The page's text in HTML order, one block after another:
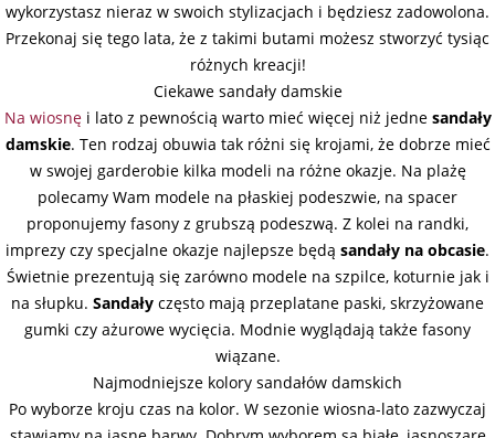
wykorzystasz nieraz w swoich stylizacjach i będziesz zadowolona.
Przekonaj się tego lata, że z takimi butami możesz stworzyć tysiąc
różnych kreacji!
Ciekawe sandały damskie
Na wiosnęi lato z pewnością warto mieć więcej niż jedne sandały
damskie. Ten rodzaj obuwia tak różni się krojami, że dobrze mieć
w swojej garderobie kilka modeli na różne okazje. Na plażę
polecamy Wam modele na płaskiej podeszwie, na spacer
proponujemy fasony z grubszą podeszwą. Z kolei na randki,
imprezy czy specjalne okazje najlepsze będą sandały na obcasie.
Świetnie prezentują się zarówno modele na szpilce, koturnie jak i
na słupku. Sandały często mają przeplatane paski, skrzyżowane
gumki czy ażurowe wycięcia. Modnie wyglądają także fasony
wiązane.
Najmodniejsze kolory sandałów damskich
Po wyborze kroju czas na kolor. W sezonie wiosna-lato zazwyczaj